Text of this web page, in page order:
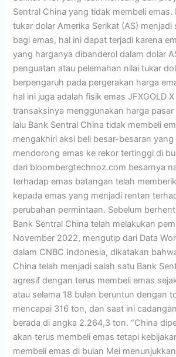
Sentral China yang tidak membeli emas.
tukar dolar Amerika Serikat (AS)
bagi emas, hal ini dapat terjadi karena
yang harganya dibanderol dalam dolar
penguatan atau pelemahan nilai tukar
berpengaruh pada pergerakan harga
hal ini juga adalah fisik emas JFXGOLD
transaksinya menggunakan harga pasar
lalu Bank Sentral China tidak membeli
mengakhiri aksi beli besar-besaran
mendorong emas ke rekor tertinggi di
dari bloombergtechnoz.com besarnya
terhadap emas batangan telah
kepada emas yang menjadi rentan
perubahan permintaan. Sebelum
Bank Sentral China telah melakukan
November 2022, mengutip dari Data
dalam CNBC Indonesia, dikatakan
China telah menjadi salah satu Bank
agresif dengan terus membeli emas
atau selama 18 bulan beruntun dengan
mencapai 316 ton, dan saat ini
berada di angka 2.264,3 ton. “China
akan terus membeli emas tetapi
membeli emas di bulan Mei